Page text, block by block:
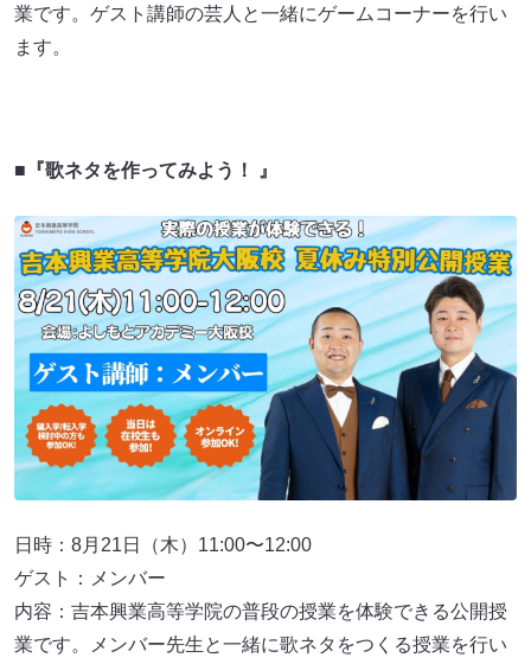
業です。ゲスト講師の芸人と一緒にゲームコーナーを行い
ます。
■『歌ネタを作ってみよう！ 』
日時：8月21日（木）11:00〜12:00
ゲスト：メンバー
内容：吉本興業高等学院の普段の授業を体験できる公開授
業です。メンバー先生と一緒に歌ネタをつくる授業を行い